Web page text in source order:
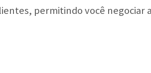
permitindo você negociar